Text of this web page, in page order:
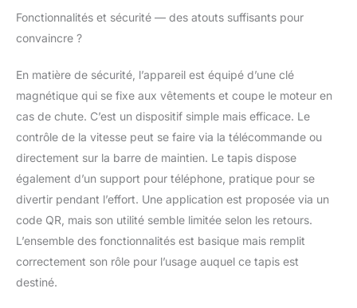
Fonctionnalités et sécurité — des atouts suffisants pour
convaincre ?
En matière de sécurité, l’appareil est équipé d’une clé
magnétique qui se fixe aux vêtements et coupe le moteur en
cas de chute. C’est un dispositif simple mais efficace. Le
contrôle de la vitesse peut se faire via la télécommande ou
directement sur la barre de maintien. Le tapis dispose
également d’un support pour téléphone, pratique pour se
divertir pendant l’effort. Une application est proposée via un
code QR, mais son utilité semble limitée selon les retours.
L’ensemble des fonctionnalités est basique mais remplit
correctement son rôle pour l’usage auquel ce tapis est
destiné.